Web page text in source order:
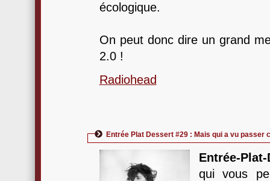
écologique.
On peut donc dire un grand
2.0 !
Radiohead
Entrée Plat Dessert #29 : Mais qui a vu passer
Entrée-
qui vous